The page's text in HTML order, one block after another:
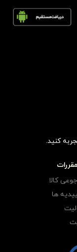
کنید.
کالا
ها